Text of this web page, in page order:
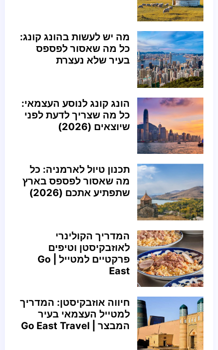
מה יש לעשות בהונג קונג:
כל מה שאסור לפספס
בעיר שלא נעצרת
הונג קונג לנוסע העצמאי:
כל מה שצריך לדעת לפני
שיוצאים (2026)
תכנון טיול לארמניה: כל
מה שאסור לפספס בארץ
שתפתיע אתכם (2026)
המדריך הקולינרי
לאוזבקיסטן וטיפים
פרקטיים למטייל | Go
East
חיווה אוזבקיסטן: המדריך
למטייל העצמאי בעיר
המבצר | Go East Travel